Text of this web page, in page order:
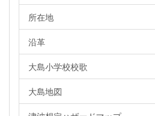
所在地
沿革
大島小学校校歌
大島地図